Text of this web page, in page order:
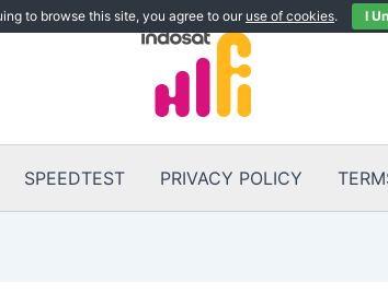
SPEEDTEST PRIVACY POLICY
to browse this site, you agree to our use of cookies. I